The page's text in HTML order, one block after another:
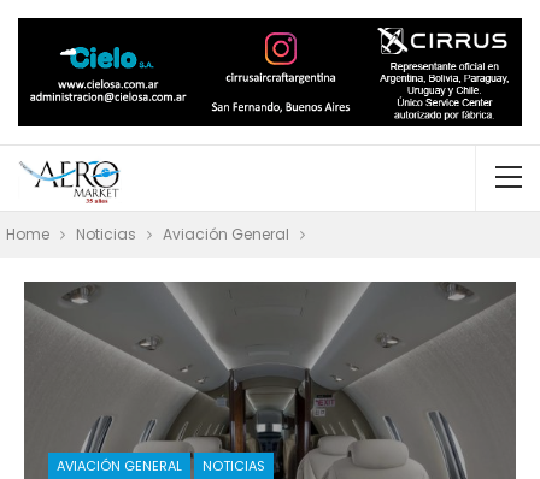
Home Noticias Aviación General
AVIACIÓN GENERAL NOTICIAS